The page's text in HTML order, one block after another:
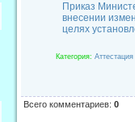
Приказ
внесении
целях
Категория: Аттестация
Всего комментариев: 0